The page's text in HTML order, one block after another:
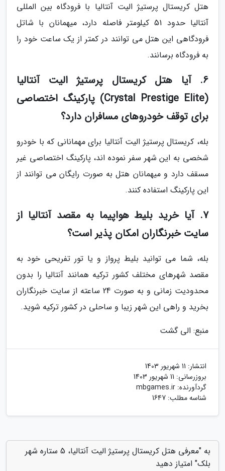
هتل کریستال پرستیژ الیت آنتالیا با فرودگاه بین المللی
آنتالیا حدود 51 کیلومتر فاصله دارد، میهمانان با شاتل
فرودگاهی این هتل می توانند در کمتر از یک ساعت خود را
به فرودگاه برسانند.
6. آیا هتل کریستال پرستیژ الیت آنتالیا
(Crystal Prestige Elite) پارکینگ اختصاصی
برای توقف خودروهای مسافران دارد؟
بله، کریستال پرستیژ الیت آنتالیا برای مهمانانی که با خودرو
شخصی به این شهر سفر نموده اند، پارکینگ اختصاصی غیر
مسقف دارد و میهمانان هتل به صورت رایگان می توانند از
این پارکینگ استفاده کنند.
7. آیا خرید بلیط هواپیما به مقصد آنتالیا از
سایت خبرنگاران امکان پذیر است؟
بله، شما می توانید بلیط پرواز و یا تور تفریحی خود به
مقصد شهرهای مختلف کشور ترکیه همانند آنتالیا را بدون
محدودیت زمانی و به صورت 24 ساعته از سایت خبرنگاران
بخرید و راهی این شهر زیبا و ساحلی در کشور ترکیه شوید.
منبع: الی گشت
انتشار: 11 شهریور 1403
بروزرسانی: 11 شهریور 1403
گردآورنده: mbgames.ir
شناسه مطلب: 1647
به "معرفی هتل کریستال پرستیژ الیت آنتالیا، 5 ستاره شهر
بلک" امتیاز دهید